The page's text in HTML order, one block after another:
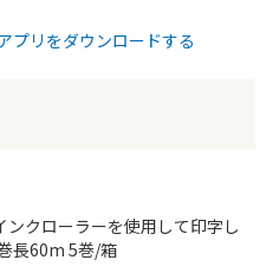
プリをダウンロードする
クローラーを使用して印字し
60m 5巻/箱